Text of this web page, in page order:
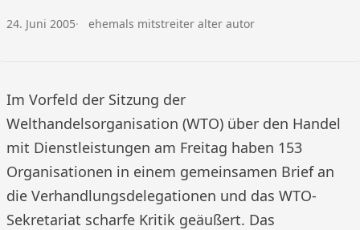
Veröffentlicht am:
24. Juni 2005 Autor:
ehemals mitstreiter alter autor
Im Vorfeld der Sitzung der
Welthandelsorganisation (WTO) über den Handel
mit Dienstleistungen am Freitag haben 153
Organisationen in einem gemeinsamen Brief an
die Verhandlungsdelegationen und das WTO-
Sekretariat scharfe Kritik geäußert. Das